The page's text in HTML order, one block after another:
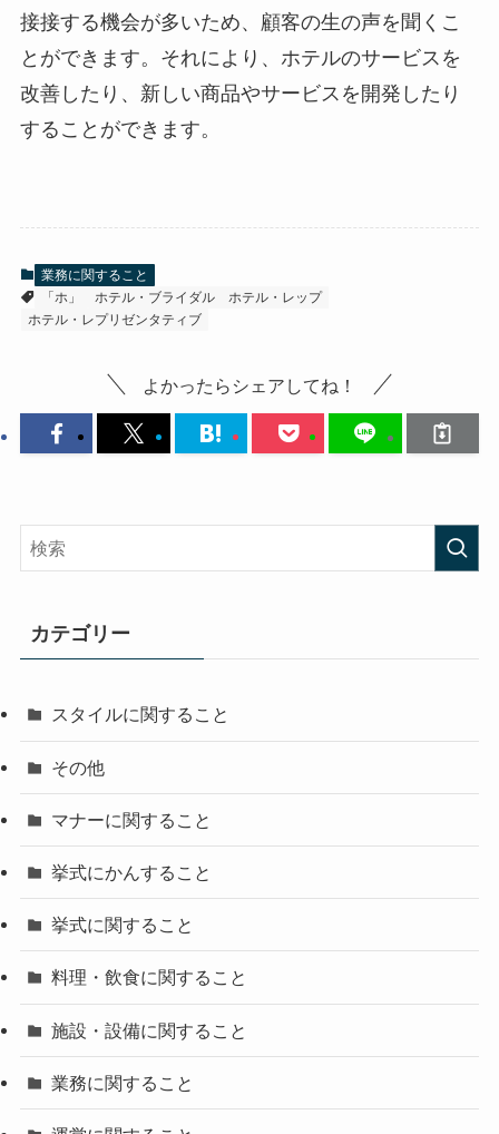
接接する機会が多いため、顧客の生の声を聞くこ
とができます。それにより、ホテルのサービスを
改善したり、新しい商品やサービスを開発したり
することができます。
業務に関すること
「ホ」
ホテル・ブライダル
ホテル・レップ
ホテル・レプリゼンタティブ
よかったらシェアしてね！
カテゴリー
スタイルに関すること
その他
マナーに関すること
挙式にかんすること
挙式に関すること
料理・飲食に関すること
施設・設備に関すること
業務に関すること